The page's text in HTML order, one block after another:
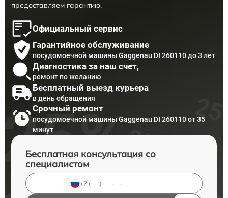
предоставляем гарантию.
Официальный сервис
Гарантийное обслуживание
посудомоечной машины Gaggenau DI 260110 до 3 лет
Диагностика за наш счет,
ремонт по желанию
Бесплатный выезд курьера
в день обращения
Срочный ремонт
посудомоечной машины Gaggenau DI 260110 от 35
минут
Бесплатная консультация со
специалистом